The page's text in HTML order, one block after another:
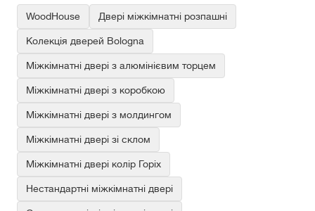
WoodHouse Двері міжкімнатні розпашні
Колекція дверей Bologna
Міжкімнатні двері з алюмінієвим торцем
Міжкімнатні двері з коробкою
Міжкімнатні двері з молдингом
Міжкімнатні двері зі склом
Міжкімнатні двері колір Горіх
Нестандартні міжкімнатні двері